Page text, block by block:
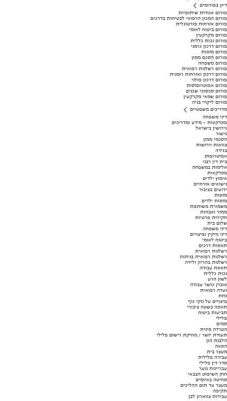
דיון בפורומים
פורום אגודות שיתופיות
פורום המכון הרפואי לבטיחות בדרכים
פורום אזרחות פורטוגלית
פורום ביטוח לאומי
פורום מקרקעין
פורום נכות כללית
פורום דרכון גרמני
פורום מזונות
פורום הסכם ממון
פורום משפחה
פורום רשלנות רפואית
פורום דרכון ואזרחות רומנית
פורום דרכון פולני
פורום אפוטרופוסות
פורום סכסוכי שכנים
פורום שמאי מקרקעין
פורום ליקויי בניה
מדריכים משפטיים
דיני משפחה
פונדקאות - מידע ומדריכים
גירושין בישראל
גישור
הסכמי ממון
צוואות וירושות
בגידה
אפוטרופוס
בית דין רבני
אלימות במשפחה
פונדקאות
אימוץ ילדים
נישואים אזרחיים
ידועים בציבור
מזונות
מזונות ילדים
משמורת משותפת
ממזר ואבהות
חקירות פרטיות
שלום בית
דיני משפחה
דיני נזיקין ופיצויים
ביטוח לאומי
תאונות דרכים
רשלנות רפואית
רשלנות רפואית בניתוח
רשלנות בהריון ולידה
תאונת עבודה
נכות כללית
לשון הרע
אובדן כושר עבודה
ועדה רפואית
גזזת
פיצויים על נזקי גוף
תאונה בשטח ציבורי
תביעות ביטוח
פלילי
סמים
הטרדה מינית
תעודת יושר / מחיקת רישום פלילי
הלבנת הון
הונאה
מעצר בית
עבירה פלילית
סדר דין פלילי
עבריינות נוער
חוק השיפוט הצבאי
סחיטה באיומים
מעצר עד תום ההליכים
תקיפה
עבירות צווארון לבן